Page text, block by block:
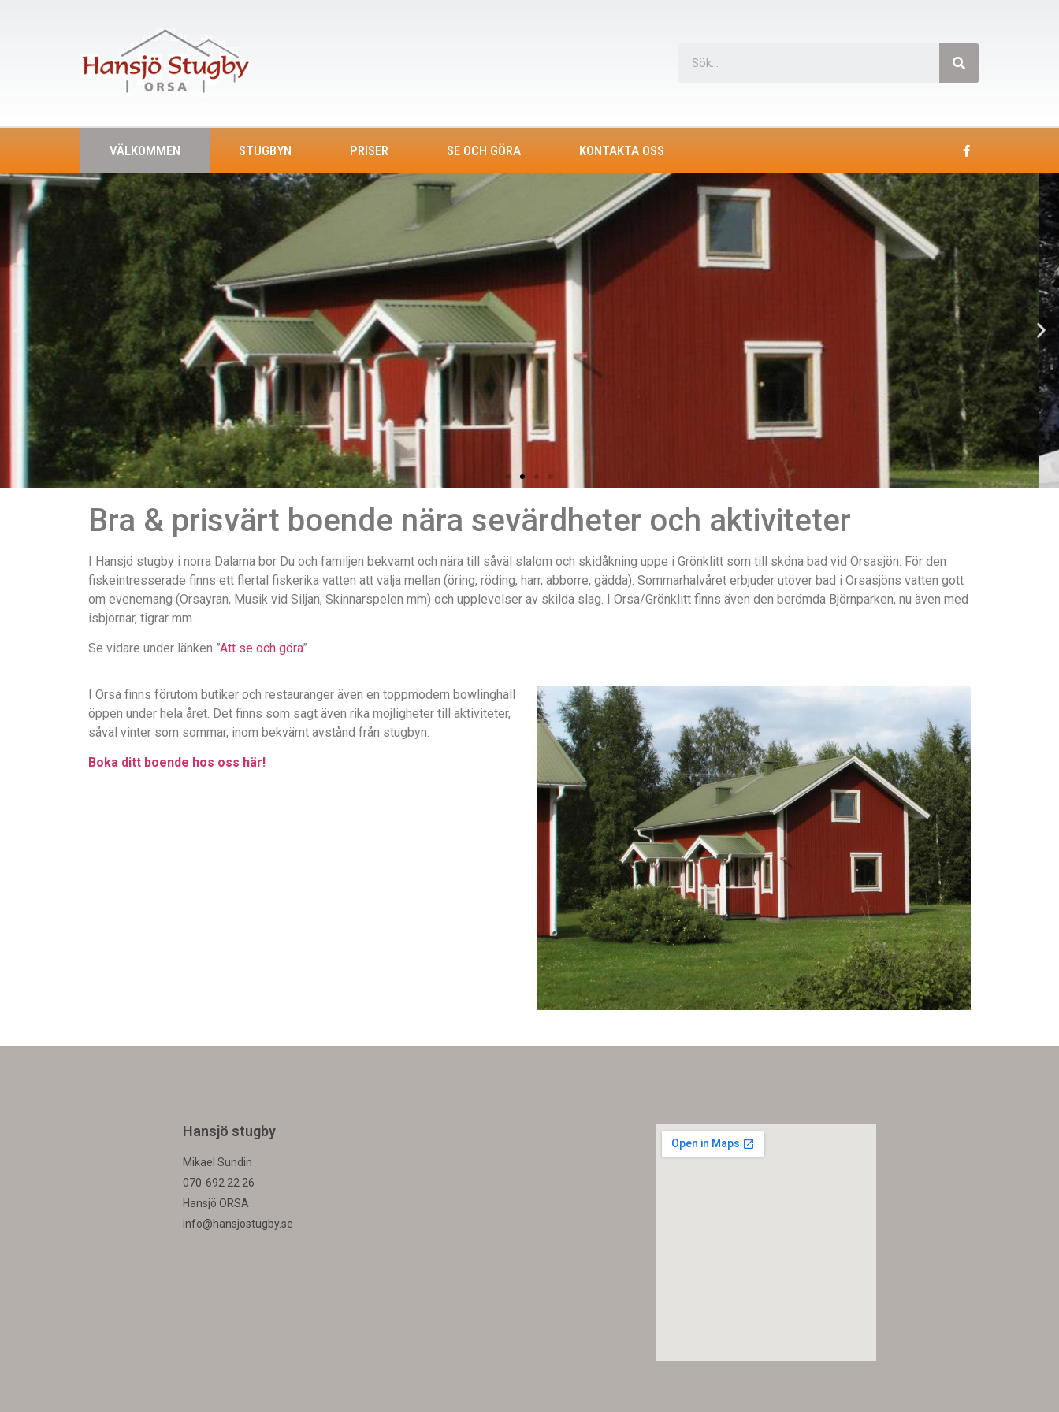
VÄLKOMMEN STUGBYN PRISER SE OCH GÖRA KONTAKTA OSS
Bra & prisvärt boende nära sevärdheter och aktiviteter
I Hansjö stugby i norra Dalarna bor Du och familjen bekvämt och nära till såväl slalom och skidåkning uppe i Grönklitt som till sköna bad vid Orsasjön. För den
fiskeintresserade finns ett flertal fiskerika vatten att välja mellan (öring, röding, harr, abborre, gädda). Sommarhalvåret erbjuder utöver bad i Orsasjöns vatten gott
om evenemang (Orsayran, Musik vid Siljan, Skinnarspelen mm) och upplevelser av skilda slag. I Orsa/Grönklitt finns även den berömda Björnparken, nu även med
isbjörnar, tigrar mm.
Se vidare under länken ”Att se och göra”
I Orsa finns förutom butiker och restauranger även en toppmodern bowlinghall
öppen under hela året. Det finns som sagt även rika möjligheter till aktiviteter,
såväl vinter som sommar, inom bekvämt avstånd från stugbyn.
Boka ditt boende hos oss här!
Hansjö stugby
Mikael Sundin
070-692 22 26
Hansjö ORSA
info@hansjostugby.se